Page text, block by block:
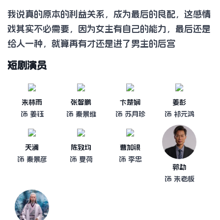
我说真的原本的利益关系，成为最后的良配，这感情
戏其实不必需要，因为女主有自己的能力，最后还是
给人一种，就算再有才还是进了男主的后宫
短剧演员
朱林雨
饰 姜钰
张智鹏
饰 秦景维
卞楚娴
饰 苏月珍
姜彭
饰 祁元鸿
天澜
饰 秦景彦
陈致均
饰 夏荷
曹加银
饰 李忠
郭勐
饰 朱老板